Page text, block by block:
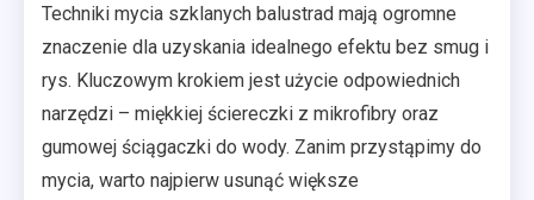
Techniki mycia szklanych balustrad mają ogromne
znaczenie dla uzyskania idealnego efektu bez smug i
rys. Kluczowym krokiem jest użycie odpowiednich
narzędzi – miękkiej ściereczki z mikrofibry oraz
gumowej ściągaczki do wody. Zanim przystąpimy do
mycia, warto najpierw usunąć większe